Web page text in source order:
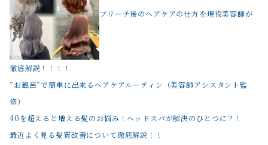
ブリーチ後のヘアケアの仕方を現役美容師が
徹底解説！！！！
”お風呂”で簡単に出来るヘアケアルーティン（美容師アシスタント監
修）
40を超えると増える髪のお悩み！ヘッドスパが解決のひとつに？！
最近よく見る髪質改善について徹底解説！！